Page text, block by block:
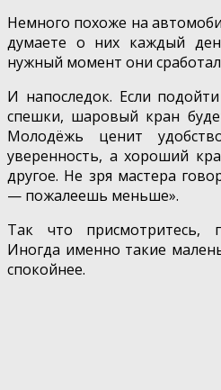
Немного похоже на
думаете о них каждый
нужный момент они
И напоследок. Если
спешки, шаровый кран
Молодёжь ценит
уверенность, а хороший
другое. Не зря мастера
— пожалеешь меньше».
Так что присмотритесь,
Иногда именно такие
спокойнее.